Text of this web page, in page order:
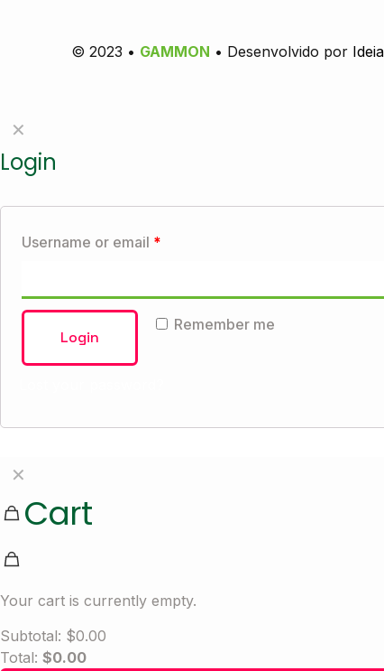
© 2023 • GAMMON • Desenvolvido por
✕
Login
Username or email *
Remember me
Login
✕
Cart
Your cart is currently empty.
Subtotal: $0.00
Total: $0.00